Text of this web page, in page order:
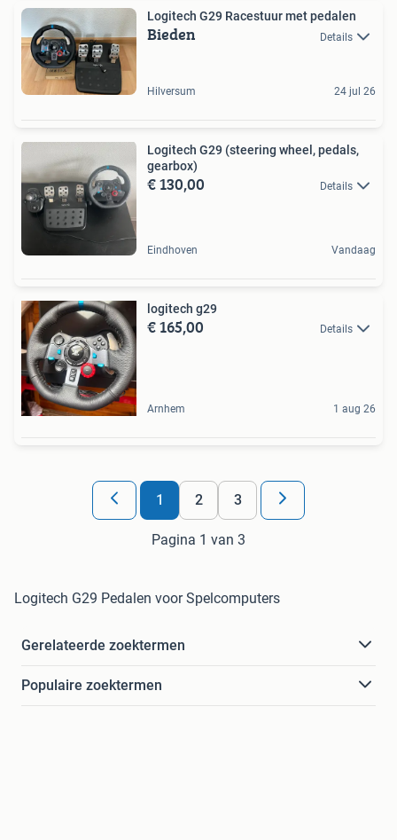
Logitech G29 Racestuur met pedalen
Bieden Details
Hilversum 24 jul 26
Logitech G29 (steering wheel, pedals,
gearbox)
€ 130,00 Details
Eindhoven Vandaag
logitech g29
€ 165,00 Details
Arnhem 1 aug 26
1 2 3
Pagina 1 van 3
Logitech G29 Pedalen voor Spelcomputers
Gerelateerde zoektermen
Populaire zoektermen